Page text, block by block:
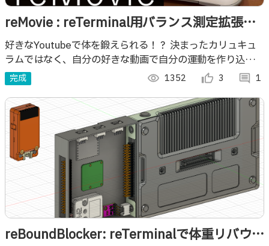
reMovie : reTerminal用バランス測定拡張モ
ジュール
好きなYoutubeで体を鍛えられる！？ 決まったカリュキュ
ラムではなく、自分の好きな動画で自分の運動を作り込む時
代の到来です。 そのためのreTerminalのバランス測定拡張
モジュールです。
完成 visibility 1352 thumb_up_alt 3 comment 1
reBoundBlocker: reTerminalで体重リバウン